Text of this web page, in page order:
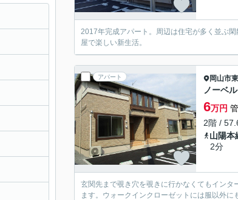
2017年完成アパート。周辺は住宅が多く並ぶ
屋で楽しい新生活。
アパート 岡山市
ノーベ
6万円
2階 /
山陽本
2分
玄関先まで覗き穴を覗きに行かなくてもイン
ます。ウォークインクローゼットには服以外